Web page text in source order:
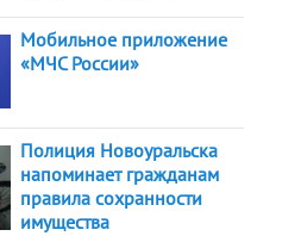
Мобильное приложение
«МЧС России»
Полиция Новоуральска
напоминает гражданам
правила сохранности
имущества